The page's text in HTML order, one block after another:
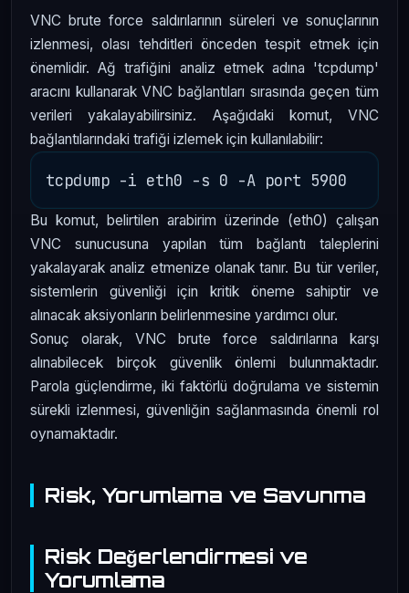
VNC brute force saldırılarının süreleri ve sonuçlarının
izlenmesi, olası tehditleri önceden tespit etmek için
önemlidir. Ağ trafiğini analiz etmek adına 'tcpdump'
aracını kullanarak VNC bağlantıları sırasında geçen tüm
verileri yakalayabilirsiniz. Aşağıdaki komut, VNC
bağlantılarındaki trafiği izlemek için kullanılabilir:
Bu komut, belirtilen arabirim üzerinde (eth0) çalışan
VNC sunucusuna yapılan tüm bağlantı taleplerini
yakalayarak analiz etmenize olanak tanır. Bu tür veriler,
sistemlerin güvenliği için kritik öneme sahiptir ve
alınacak aksiyonların belirlenmesine yardımcı olur.
Sonuç olarak, VNC brute force saldırılarına karşı
alınabilecek birçok güvenlik önlemi bulunmaktadır.
Parola güçlendirme, iki faktörlü doğrulama ve sistemin
sürekli izlenmesi, güvenliğin sağlanmasında önemli rol
oynamaktadır.
Risk, Yorumlama ve Savunma
Risk Değerlendirmesi ve
Yorumlama